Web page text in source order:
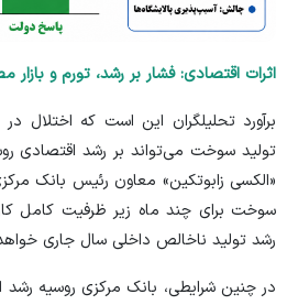
اثرات اقتصادی: فشار بر رشد، تورم و بازار
برآوردتحلیلگران این است که اختلال
تولید سوخت می‌تواند بر رشد اقتصادی
«الکسی زابوتکین» معاون رئیس بانک
سوخت برای چند ماه زیر ظرفیت کامل
رشد تولید ناخالص داخلی سال جاری